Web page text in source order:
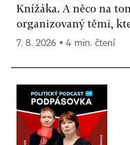
Knížáka. A něco na
organizovaný těmi,
7. 8. 2026 ▪ 4 min. čtení